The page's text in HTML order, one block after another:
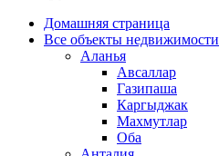
Домашняя страница
Все объекты недвижимости
Аланья
Авсаллар
Газипаша
Каргыджак
Махмутлар
Оба